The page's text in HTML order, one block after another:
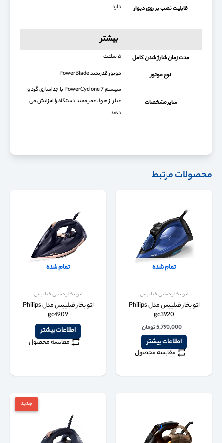
قابلیت نصب بر روی دیوار دارد
بیشتر
مدت زمان شارژ شدن کامل ۵ ساعت
نوع موتور موتور قدرتمند PowerBlade
سایر مشخصات
سیستم PowerCyclone 7 با جداسازی گرد و
غبار از هوا، عمر مفید دستگاه را افزایش می
دهد
محصولات مرتبط
تمام شده
اتو بخار دستی فیلیپس
اتو بخار فیلیپس مدل Philips
gc3920
5,790,000تومان
اطلاعات بیشتر
مقایسه محصول
تمام شده
اتو بخار دستی فیلیپس
اتو بخار فیلیپس مدل Philips
gc4909
اطلاعات بیشتر
مقایسه محصول
جدید